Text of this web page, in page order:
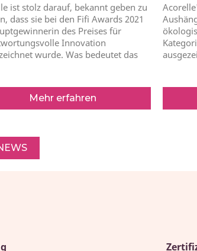
ist stolz darauf, bekannt geben zu
dass sie bei den Fifi Awards 2021
des Preises für
Innovation
wurde. Was bedeutet das
Mehr erfahren